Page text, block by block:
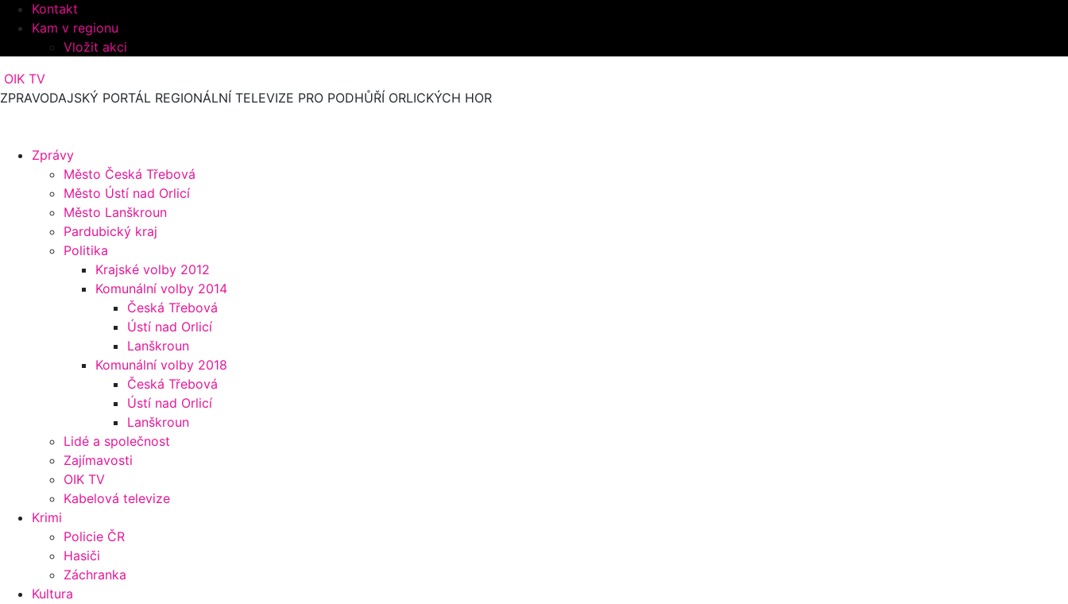
Kontakt
Kam v regionu
Vložit akci
OIK TV
ZPRAVODAJSKÝ PORTÁL REGIONÁLNÍ TELEVIZE PRO PODHŮŘÍ ORLICKÝCH HOR
Zprávy
Město Česká Třebová
Město Ústí nad Orlicí
Město Lanškroun
Pardubický kraj
Politika
Krajské volby 2012
Komunální volby 2014
Česká Třebová
Ústí nad Orlicí
Lanškroun
Komunální volby 2018
Česká Třebová
Ústí nad Orlicí
Lanškroun
Lidé a společnost
Zajímavosti
OIK TV
Kabelová televize
Krimi
Policie ČR
Hasiči
Záchranka
Kultura